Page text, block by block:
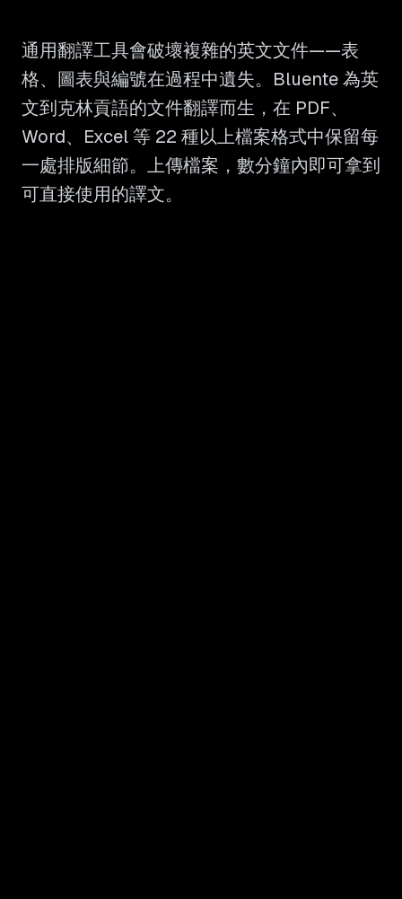
通用翻譯工具會破壞複雜的英文文件——表
格、圖表與編號在過程中遺失。Bluente 為英
文到克林貢語的文件翻譯而生，在 PDF、
Word、Excel 等 22 種以上檔案格式中保留每
一處排版細節。上傳檔案，數分鐘內即可拿到
可直接使用的譯文。